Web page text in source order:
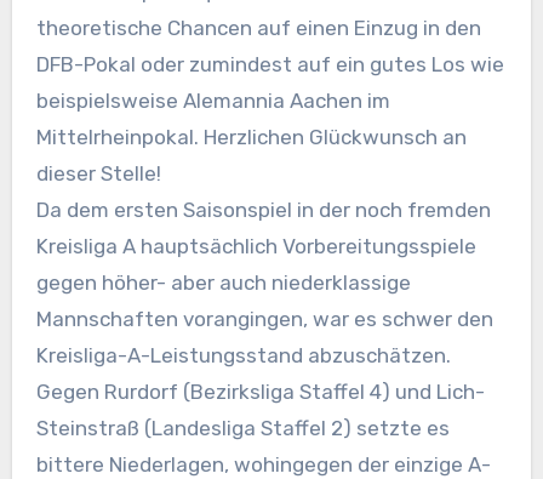
theoretische Chancen auf einen Einzug in den
DFB-Pokal oder zumindest auf ein gutes Los wie
beispielsweise Alemannia Aachen im
Mittelrheinpokal. Herzlichen Glückwunsch an
dieser Stelle!
Da dem ersten Saisonspiel in der noch fremden
Kreisliga A hauptsächlich Vorbereitungsspiele
gegen höher- aber auch niederklassige
Mannschaften vorangingen, war es schwer den
Kreisliga-A-Leistungsstand abzuschätzen.
Gegen Rurdorf (Bezirksliga Staffel 4) und Lich-
Steinstraß (Landesliga Staffel 2) setzte es
bittere Niederlagen, wohingegen der einzige A-